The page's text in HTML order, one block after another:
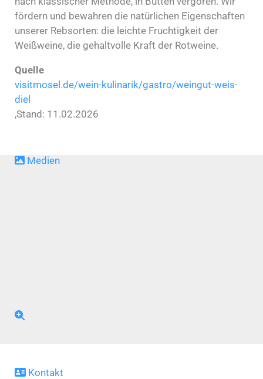
fördern und bewahren die natürlichen Eigenschaften
unserer Rebsorten: die leichte Fruchtigkeit der
Weißweine, die gehaltvolle Kraft der Rotweine.
Quelle
visitmosel.de/wein-kulinarik/gastro/weingut-weis-
diel
‚Stand: 11.02.2026
Medien
Kontakt